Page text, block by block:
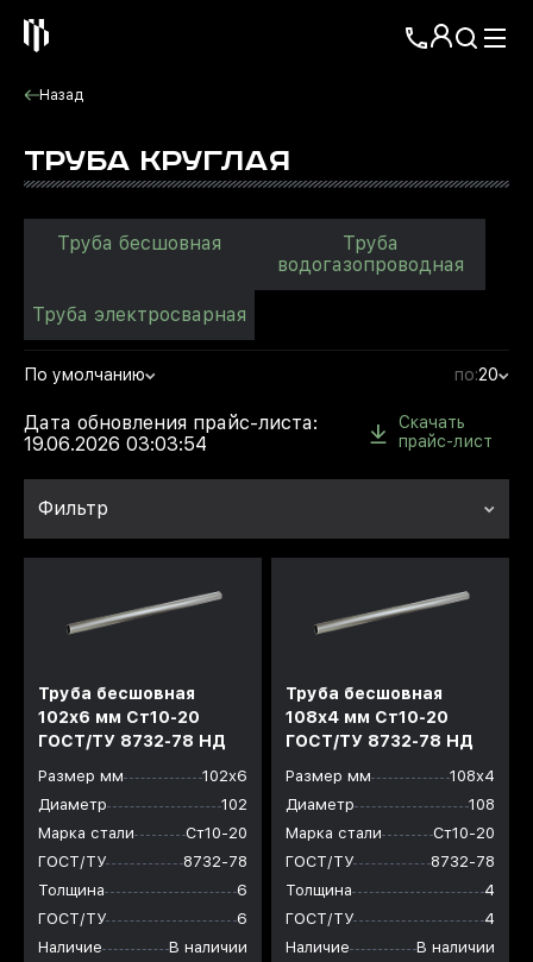
Назад
ТРУБА КРУГЛАЯ
Труба бесшовная
Труба
водогазопроводная
Труба электросварная
По умолчанию по:20
Дата обновления прайс-листа:
19.06.2026 03:03:54
Скачать
прайс-лист
Фильтр
Труба бесшовная
102x6 мм Ст10-20
ГОСТ/ТУ 8732-78 НД
Размер мм
102х6
Диаметр
102
Марка стали
Ст10-20
ГОСТ/ТУ
8732-78
Толщина
6
ГОСТ/ТУ
6
Наличие
В наличии
Труба бесшовная
108x4 мм Ст10-20
ГОСТ/ТУ 8732-78 НД
Размер мм
108х4
Диаметр
108
Марка стали
Ст10-20
ГОСТ/ТУ
8732-78
Толщина
4
ГОСТ/ТУ
4
Наличие
В наличии